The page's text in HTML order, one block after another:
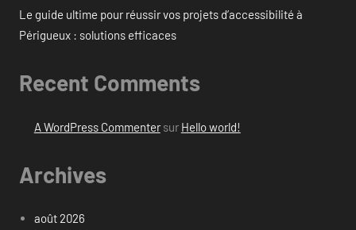
Le guide ultime pour réussir vos projets d’accessibilité à
Périgueux : solutions efficaces
Recent Comments
A WordPress Commentersur Hello world!
Archives
août 2026